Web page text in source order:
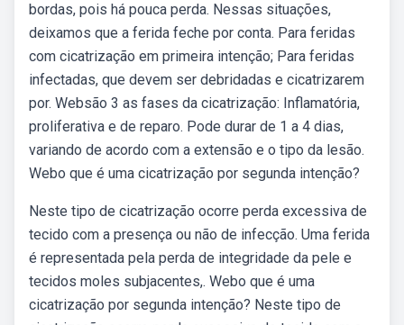
bordas, pois há pouca perda. Nessas situações,
deixamos que a ferida feche por conta. Para feridas
com cicatrização em primeira intenção; Para feridas
infectadas, que devem ser debridadas e cicatrizarem
por. Websão 3 as fases da cicatrização: Inflamatória,
proliferativa e de reparo. Pode durar de 1 a 4 dias,
variando de acordo com a extensão e o tipo da lesão.
Webo que é uma cicatrização por segunda intenção?
Neste tipo de cicatrização ocorre perda excessiva de
tecido com a presença ou não de infecção. Uma ferida
é representada pela perda de integridade da pele e
tecidos moles subjacentes,. Webo que é uma
cicatrização por segunda intenção? Neste tipo de